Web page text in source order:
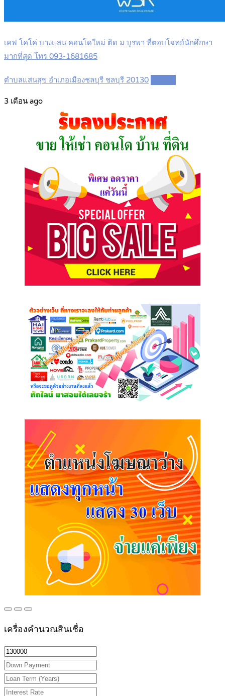
เคฟ โคโค่ บางแสน คอนโดใหม่ ติด ม.บูรพา ที่ตอบโจทย์นักศึกษา
มากที่สุด โทร 093-1681685
ตำบลแสนสุข อำเภอเมืองชลบุรี ชลบุรี 20130
3 เดือน ago
เครื่องคำนวณสินเชื่อ